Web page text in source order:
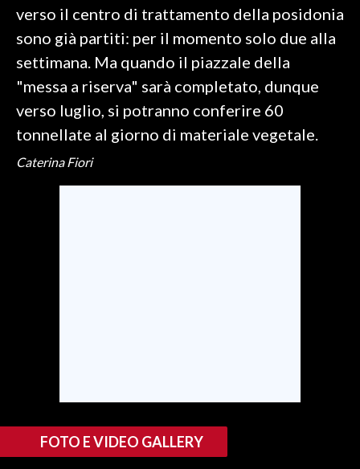
SARDI NEL MONDO
NOTIZIE
EVENTI
#CARAUNIONE
3 MINUTI CON
verso il centro di trattamento della posidonia
sono già partiti: per il momento solo due alla
settimana. Ma quando il piazzale della
"messa a riserva" sarà completato, dunque
verso luglio, si potranno conferire 60
tonnellate al giorno di materiale vegetale.
Caterina Fiori
FOTO E VIDEO GALLERY